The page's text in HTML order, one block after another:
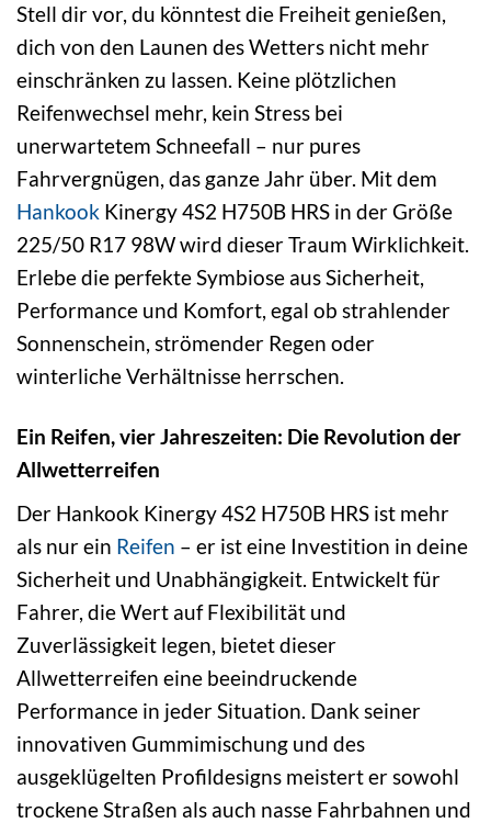
Stell dir vor, du könntest die Freiheit genießen,
dich von den Launen des Wetters nicht mehr
einschränken zu lassen. Keine plötzlichen
Reifenwechsel mehr, kein Stress bei
unerwartetem Schneefall – nur pures
Fahrvergnügen, das ganze Jahr über. Mit dem
Hankook Kinergy 4S2 H750B HRS in der Größe
225/50 R17 98W wird dieser Traum Wirklichkeit.
Erlebe die perfekte Symbiose aus Sicherheit,
Performance und Komfort, egal ob strahlender
Sonnenschein, strömender Regen oder
winterliche Verhältnisse herrschen.
Ein Reifen, vier Jahreszeiten: Die Revolution der
Allwetterreifen
Der Hankook Kinergy 4S2 H750B HRS ist mehr
als nur ein Reifen – er ist eine Investition in deine
Sicherheit und Unabhängigkeit. Entwickelt für
Fahrer, die Wert auf Flexibilität und
Zuverlässigkeit legen, bietet dieser
Allwetterreifen eine beeindruckende
Performance in jeder Situation. Dank seiner
innovativen Gummimischung und des
ausgeklügelten Profildesigns meistert er sowohl
trockene Straßen als auch nasse Fahrbahnen und